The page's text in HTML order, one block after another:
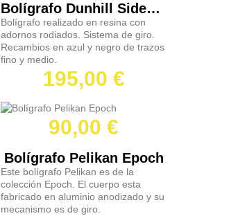
Bolígrafo Dunhill Sidecar Negro
Bolígrafo realizado en resina con
adornos rodiados. Sistema de giro.
Recambios en azul y negro de trazos
fino y medio.
195,00 €
90,00 €
Bolígrafo Pelikan Epoch
Este bolígrafo Pelikan es de la
colección Epoch. El cuerpo esta
fabricado en aluminio anodizado y su
mecanismo es de giro.